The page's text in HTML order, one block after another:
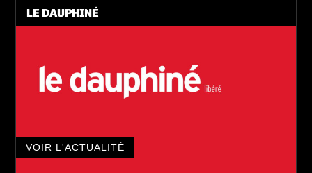
LE DAUPHINÉ
VOIR L'ACTUALITÉ